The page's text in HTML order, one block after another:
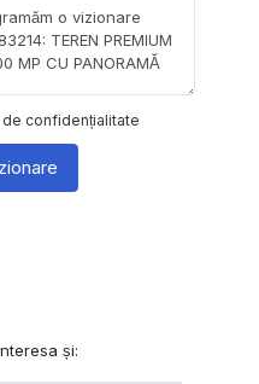
confidențialitate
și: